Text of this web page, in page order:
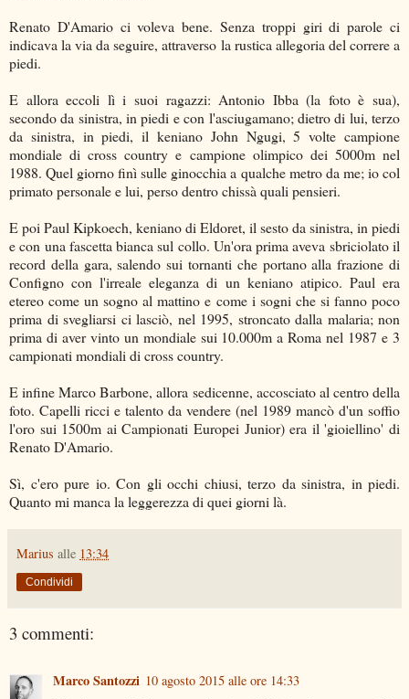
Renato D'Amario ci voleva bene. Senza troppi giri di parole ci
indicava la via da seguire, attraverso la rustica allegoria del correre a
piedi.
E allora eccoli lì i suoi ragazzi: Antonio Ibba (la foto è sua),
secondo da sinistra, in piedi e con l'asciugamano; dietro di lui, terzo
da sinistra, in piedi, il keniano John Ngugi, 5 volte campione
mondiale di cross country e campione olimpico dei 5000m nel
1988. Quel giorno finì sulle ginocchia a qualche metro da me; io col
primato personale e lui, perso dentro chissà quali pensieri.
E poi Paul Kipkoech, keniano di Eldoret, il sesto da sinistra, in piedi
e con una fascetta bianca sul collo. Un'ora prima aveva sbriciolato il
record della gara, salendo sui tornanti che portano alla frazione di
Configno con l'irreale eleganza di un keniano atipico. Paul era
etereo come un sogno al mattino e come i sogni che si fanno poco
prima di svegliarsi ci lasciò, nel 1995, stroncato dalla malaria; non
prima di aver vinto un mondiale sui 10.000m a Roma nel 1987 e 3
campionati mondiali di cross country.
E infine Marco Barbone, allora sedicenne, accosciato al centro della
foto. Capelli ricci e talento da vendere (nel 1989 mancò d'un soffio
l'oro sui 1500m ai Campionati Europei Junior) era il 'gioiellino' di
Renato D'Amario.
Sì, c'ero pure io. Con gli occhi chiusi, terzo da sinistra, in piedi.
Quanto mi manca la leggerezza di quei giorni là.
Marius alle 13:34
Condividi
3 commenti:
Marco Santozzi 10 agosto 2015 alle ore 14:33